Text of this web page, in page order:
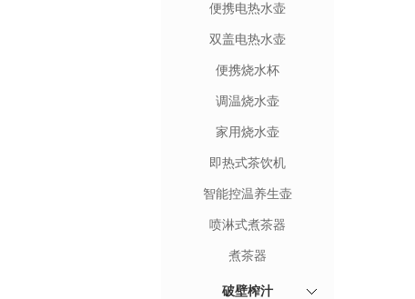
便携电热水壶
双盖电热水壶
便携烧水杯
调温烧水壶
家用烧水壶
即热式茶饮机
智能控温养生壶
喷淋式煮茶器
煮茶器
破壁榨汁